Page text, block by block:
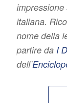
impressione
italiana.
nome della
partire da I
dell’